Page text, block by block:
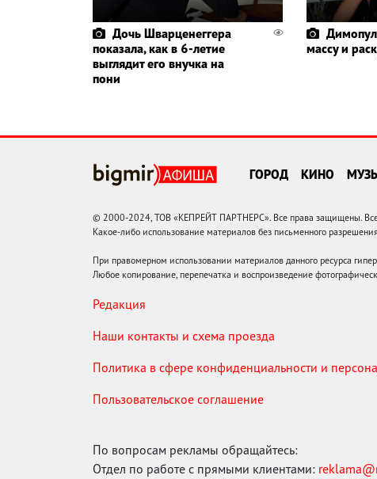
Дочь Шварценеггера
показала, как в 6-летие
выглядит его внучка на
пони
массу и
ГОРОД КИНО
© 2000-2024, ТОВ «КЕПРЕЙТ ПАРТНЕРС». Все права защищены.
Какое-либо использование материалов без письменного
При правомерном использовании материалов данного ресурса
Любое копирование, перепечатка и воспроизведение
Редакция
Наши контакты и схема проезда
Политика в сфере конфиденциальности и
Пользовательское соглашение
По вопросам рекламы обращайтесь:
Отдел по работе с прямыми клиентами: